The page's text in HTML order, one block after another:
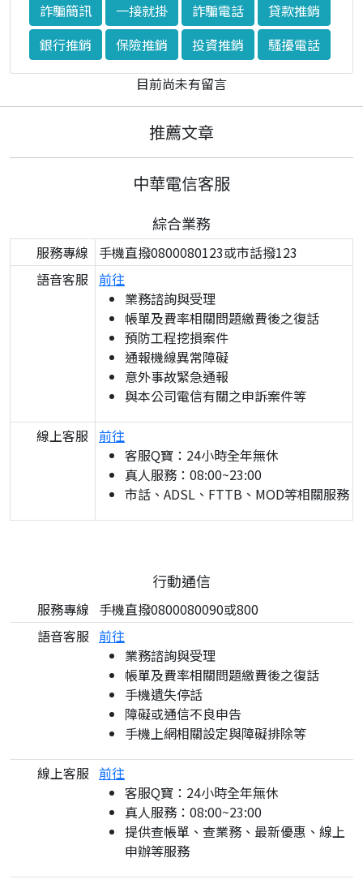
詐騙簡訊
一接就掛 詐騙電話
貸款推銷
銀行推銷
保險推銷 投資推銷
騷擾電話
目前尚未有留言
推薦文章
中華電信客服
綜合業務
服務專線
手機直撥0800080123或市話撥123
語音客服 前往
業務諮詢與受理
帳單及費率相關問題繳費後之復話
預防工程挖損案件
通報機線異常障礙
意外事故緊急通報
與本公司電信有關之申訴案件等
線上客服 前往
客服Q寶：24小時全年無休
真人服務：08:00~23:00
市話、ADSL、FTTB、MOD等相關服務
行動通信
服務專線 手機直撥0800080090或800
語音客服 前往
業務諮詢與受理
帳單及費率相關問題繳費後之復話
手機遺失停話
障礙或通信不良申告
手機上網相關設定與障礙排除等
線上客服 前往
客服Q寶：24小時全年無休
真人服務：08:00~23:00
提供查帳單、查業務、最新優惠、線上
申辦等服務